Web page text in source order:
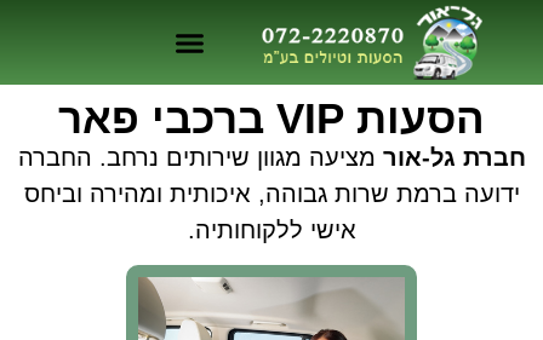
הסעות VIP ברכבי פאר
חברת גל-אור מציעה מגוון שירותים נרחב. החברה
ידועה ברמת שרות גבוהה, איכותית ומהירה וביחס
אישי ללקוחותיה.